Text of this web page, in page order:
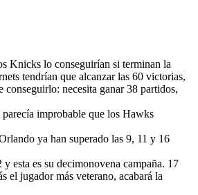
Knicks lo conseguirían si terminan la
tendrían que alcanzar las 60 victorias,
necesita ganar 38 partidos,
improbable que los Hawks
ya han superado las 9, 11 y 16
esta es su decimonovena campaña. 17
el jugador más veterano, acabará la